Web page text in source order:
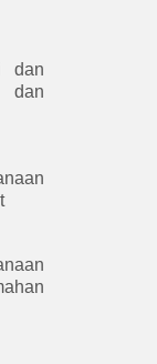
dan
dan